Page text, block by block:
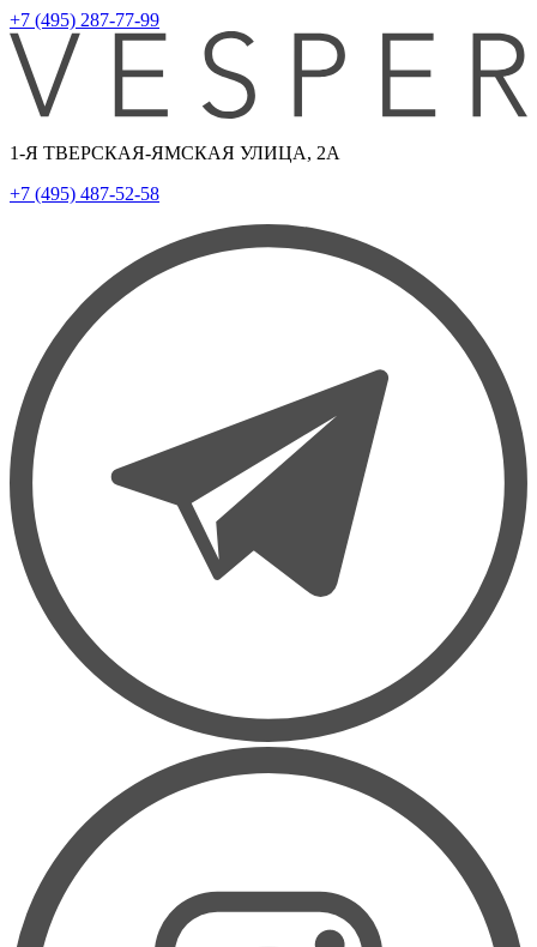
+7 (495) 287-77-99
1-Я ТВЕРСКАЯ-ЯМСКАЯ УЛИЦА, 2А
+7 (495) 487-52-58